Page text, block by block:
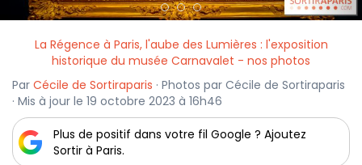
La Régence à Paris, l'aube des Lumières : l'exposition
historique du musée Carnavalet - nos photos
Par Cécile de Sortiraparis · Photos par Cécile de Sortiraparis
· Mis à jour le 19 octobre 2023 à 16h46
Plus de positif dans votre fil Google ? Ajoutez
Sortir à Paris.